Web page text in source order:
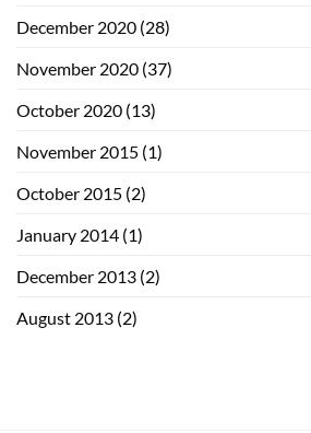
December 2020 (28)
November 2020 (37)
October 2020 (13)
November 2015 (1)
October 2015 (2)
January 2014 (1)
December 2013 (2)
August 2013 (2)